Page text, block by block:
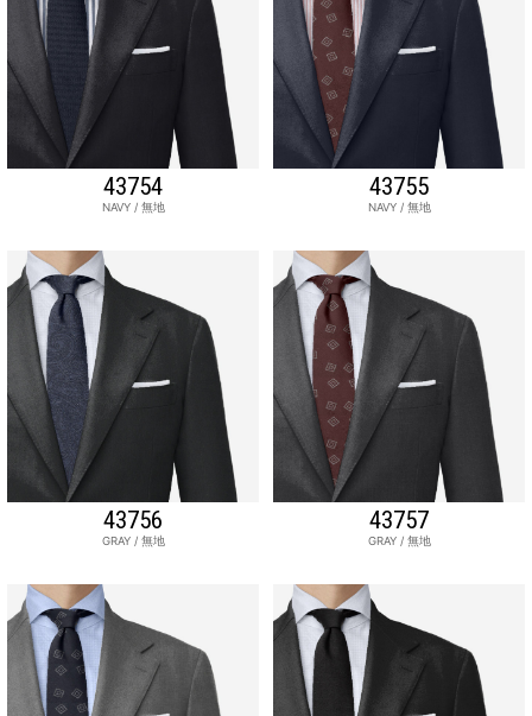
43754
NAVY / 無地
43755
NAVY / 無地
43756
GRAY / 無地
43757
GRAY / 無地